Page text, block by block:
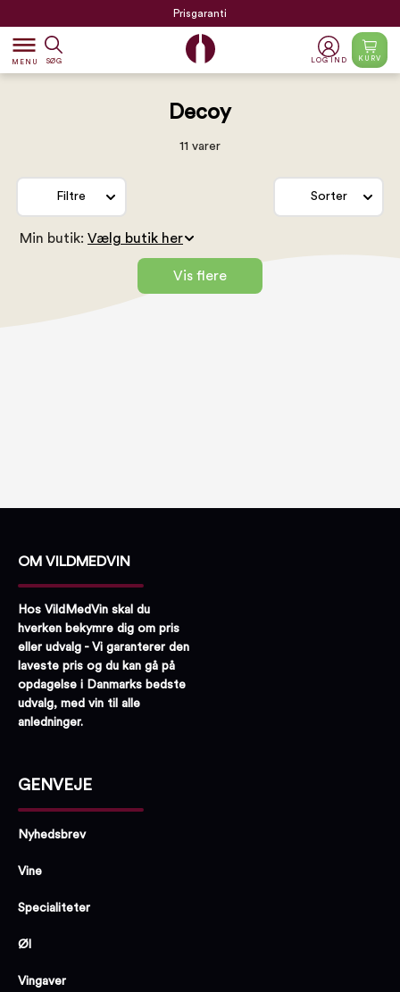
Prisgaranti
dehaze
MENU SØG LOG IND KURV
Decoy
11 varer
Filtre Sorter
Min butik:
Vis flere
OM VILDMEDVIN
Hos VildMedVin skal du
hverken bekymre dig om pris
eller udvalg - Vi garanterer den
laveste pris og du kan gå på
opdagelse i Danmarks bedste
udvalg, med vin til alle
anledninger.
GENVEJE
Nyhedsbrev
Vine
Specialiteter
Øl
Vingaver